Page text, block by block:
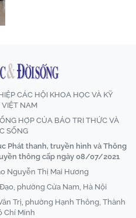
CÁC HỘI KHOA HỌC VÀ KỸ
NAM
HỢP CỦA BÁO TRI THỨC VÀ
SỐNG
Phát thanh, truyền hình và Thông
thông cấp ngày 08/07/2021
Nguyễn Thị Mai Hương
phường Cửa Nam, Hà Nội
Trị, phường Hạnh Thông, Thành
Chí Minh